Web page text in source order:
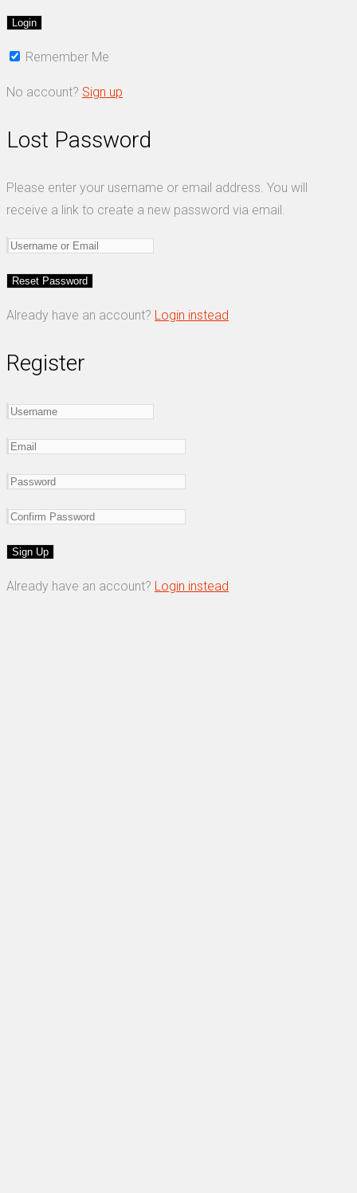
Remember Me
No account? Sign up
Lost Password
Please enter your username or email address. You will
receive a link to create a new password via email.
Already have an account? Login instead
Register
Already have an account? Login instead